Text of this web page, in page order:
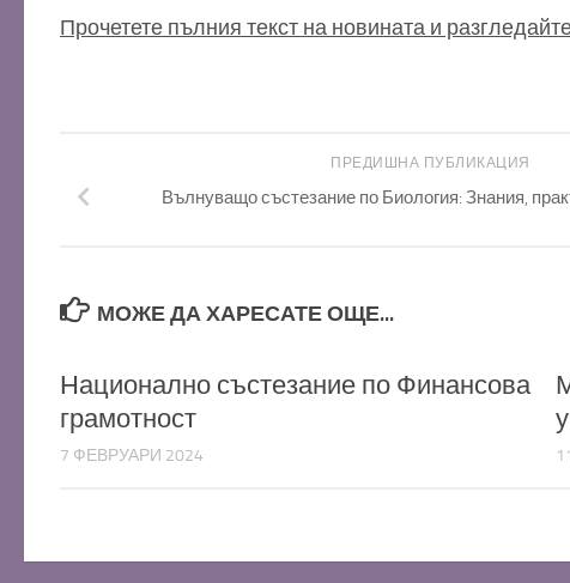
Прочетете пълния текст на новината и
ПРЕДИШНА ПУБЛИКАЦИЯ
Вълнуващо състезание по Биология: Знания,
МОЖЕ ДА ХАРЕСАТЕ ОЩЕ...
Национално състезание по Финансова
грамотност
7 ФЕВРУАРИ 2024